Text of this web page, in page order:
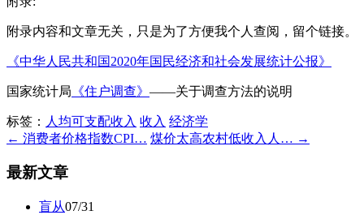
附录内容和文章无关，只是为了方便我个人查阅，留个链接。
《中华人民共和国2020年国民经济和社会发展统计公报》
国家统计局 《住户调查》 ——关于调查方法的说明
标签： 人均可支配收入 收入 经济学
← 消费者价格指数CPI… 煤价太高农村低收入人… →
最新文章
盲从07/31